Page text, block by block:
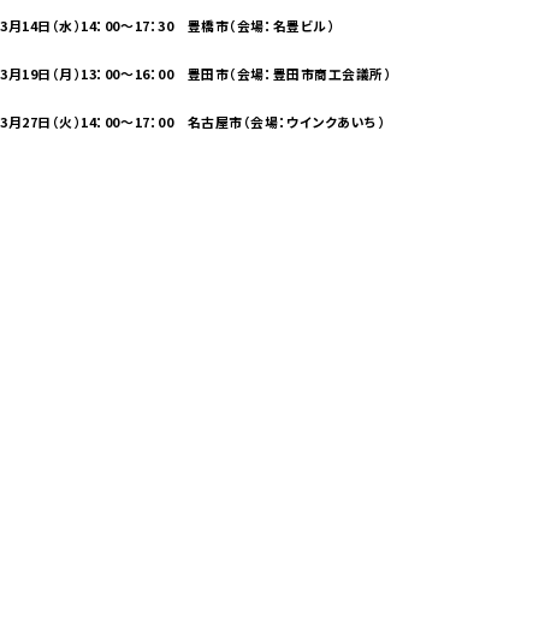
3月14日（水）14：00～17：30 豊橋市（会場：名豊ビル）
3月19日（月）13：00～16：00 豊田市（会場：豊田市商工会議所）
3月27日（火）14：00～17：00 名古屋市（会場：ウインクあいち）